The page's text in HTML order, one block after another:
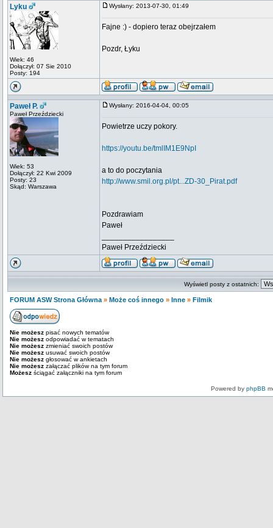
Lyku
Wiek: 46
Dołączył: 07 Sie 2010
Posty: 194
Wysłany: 2013-07-30, 01:49
Fajne :) - dopiero teraz obejrzałem
Pozdr, Łyku
Paweł P.
Paweł Przeździecki
Wiek: 53
Dołączył: 22 Kwi 2009
Posty: 23
Skąd: Warszawa
Wysłany: 2016-04-04, 00:05
Powietrze uczy pokory.
https://youtu.be/tmlIM1E9NpI
a to do poczytania
http://www.smil.org.pl/pt...ZD-30_Pirat.pdf
Pozdrawiam
Paweł
Paweł Przeździecki
Wyświetl posty z ostatnich:
FORUM ASW Strona Główna » Może coś innego » Inne » Filmik
Nie możesz pisać nowych tematów
Nie możesz odpowiadać w tematach
Nie możesz zmieniać swoich postów
Nie możesz usuwać swoich postów
Nie możesz głosować w ankietach
Nie możesz załączać plików na tym forum
Możesz ściągać załączniki na tym forum
Powered by phpBB